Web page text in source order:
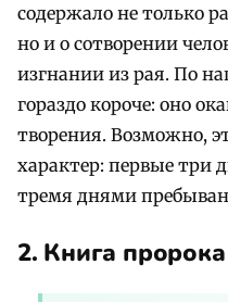
содержало не только
но и о сотворении
изгнании из рая. По
гораздо короче: оно
творения. Возможно,
характер: первые три
тремя днями
2. Книга